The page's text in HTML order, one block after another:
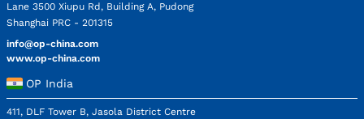
Lane 3500 Xiupu Rd, Building A, Pudong
Shanghai PRC - 201315
info@op-china.com
www.op-china.com
OP India
411, DLF Tower B, Jasola District Centre